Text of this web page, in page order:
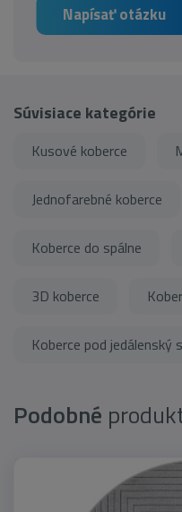
Napísať otázku
Súvisiace kategórie
Kusové koberce
Jednofarebné koberce
Koberce do spálne
3D koberce
Koberce pod jedálenský
Podobné